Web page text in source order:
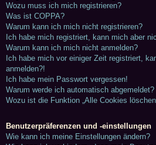
Wozu muss ich mich registrieren?
Was ist COPPA?
Warum kann ich mich nicht registrieren?
Ich habe mich registriert, kann mich aber
Warum kann ich mich nicht anmelden?
Ich habe mich vor einiger Zeit registriert,
anmelden?!
Ich habe mein Passwort vergessen!
Warum werde ich automatisch abgemeldet?
Wozu ist die Funktion „Alle Cookies
Benutzerpräferenzen und -einstellungen
Wie kann ich meine Einstellungen ändern?